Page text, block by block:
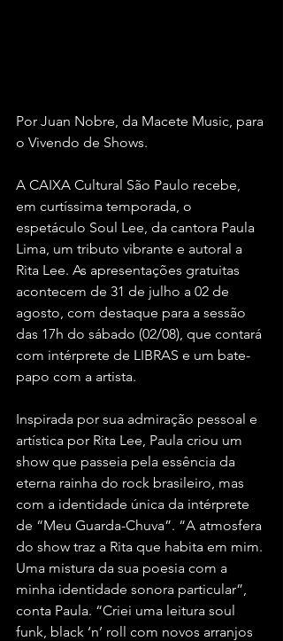
Por Juan Nobre, da Macete Music, para
o Vivendo de Shows.
A CAIXA Cultural São Paulo recebe,
em curtíssima temporada, o
espetáculo Soul Lee, da cantora Paula
Lima, um tributo vibrante e autoral a
Rita Lee. As apresentações gratuitas
acontecem de 31 de julho a 02 de
agosto, com destaque para a sessão
das 17h do sábado (02/08), que contará
com intérprete de LIBRAS e um bate-
papo com a artista.
Inspirada por sua admiração pessoal e
artística por Rita Lee, Paula criou um
show que passeia pela essência da
eterna rainha do rock brasileiro, mas
com a identidade única da intérprete
de “Meu Guarda-Chuva”. “A atmosfera
do show traz a Rita que habita em mim.
Uma mistura da sua poesia com a
minha identidade sonora particular”,
conta Paula. “Criei uma leitura soul
funk, black ‘n’ roll com novos arranjos